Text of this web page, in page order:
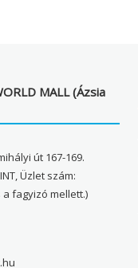
MALL (Ázsia
út 167-169.
Üzlet szám:
a fagyizó mellett.)